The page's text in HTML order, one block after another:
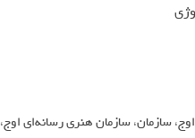
اوج،سازمان،سازمان هنری رسانه‌ای اوج،